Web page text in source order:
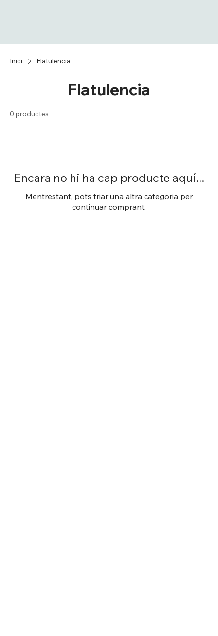
Inici Flatulencia
Flatulencia
0 productes
Encara no hi ha cap producte aquí...
Mentrestant, pots triar una altra categoria per
continuar comprant.